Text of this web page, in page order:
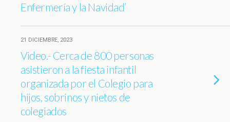
Enfermería y la Navidad’
21 DICIEMBRE, 2023
Video.- Cerca de 800 personas
asistieron a la fiesta infantil
organizada por el Colegio para
hijos, sobrinos y nietos de
colegiados